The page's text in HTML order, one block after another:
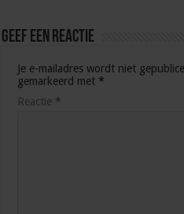
Geef een reactie
Je e-mailadres wordt niet
gemarkeerd met *
Reactie *